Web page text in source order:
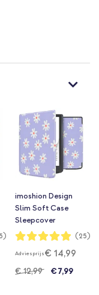
imoshion Design
Slim Soft Case
Sleepcover
Pocketbook InkPad
Flowers Distance
Waardering:
98%
(25)
Adviesprijs€ 14,99
€ 12,99 € 7,99